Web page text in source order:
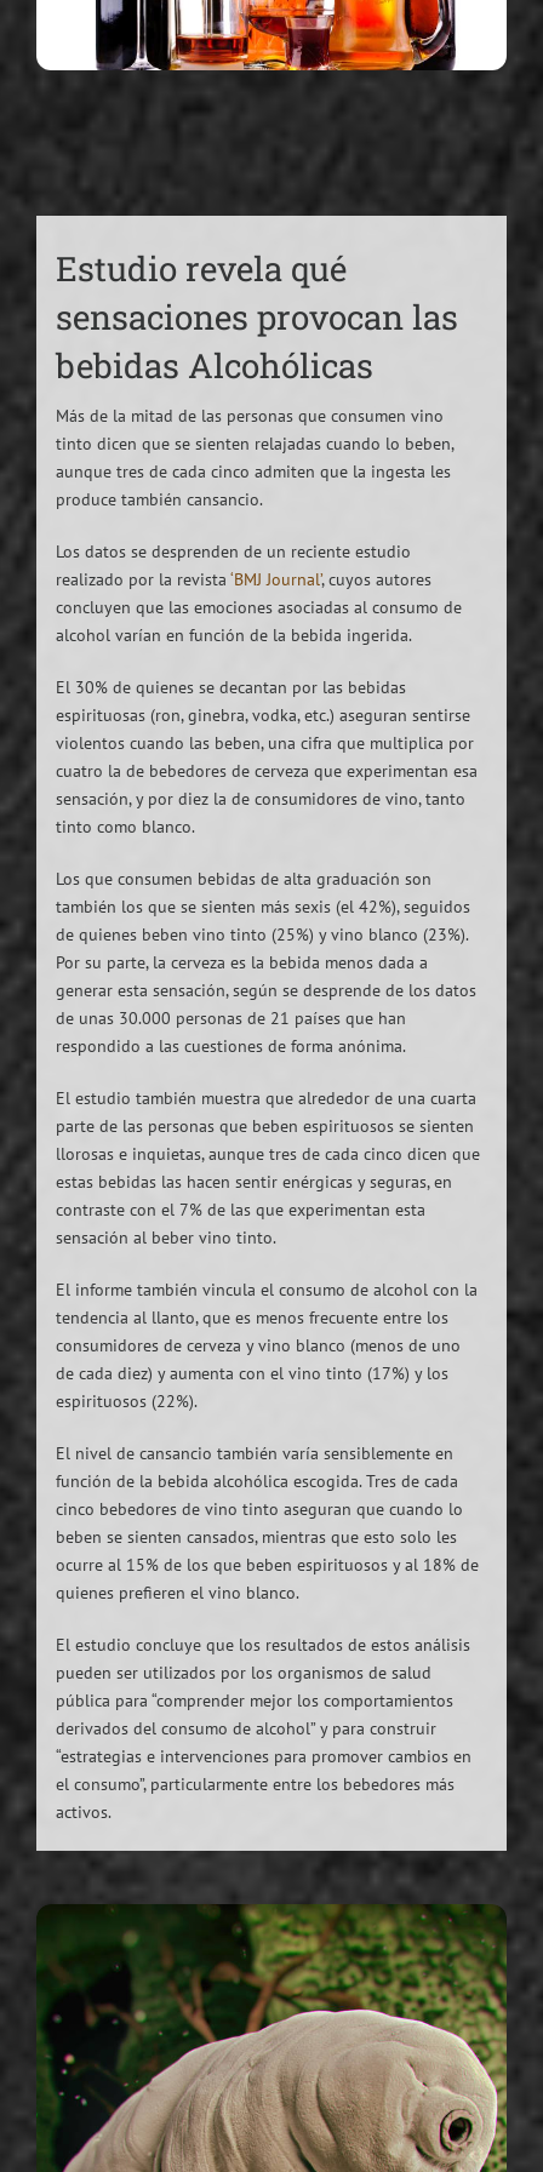
Estudio revela qué
sensaciones provocan las
bebidas Alcohólicas
Más de la mitad de las personas que consumen vino
tinto dicen que se sienten relajadas cuando lo beben,
aunque tres de cada cinco admiten que la ingesta les
produce también cansancio.
Los datos se desprenden de un reciente estudio
realizado por la revista ‘BMJ Journal’, cuyos autores
concluyen que las emociones asociadas al consumo de
alcohol varían en función de la bebida ingerida.
El 30% de quienes se decantan por las bebidas
espirituosas (ron, ginebra, vodka, etc.) aseguran sentirse
violentos cuando las beben, una cifra que multiplica por
cuatro la de bebedores de cerveza que experimentan esa
sensación, y por diez la de consumidores de vino, tanto
tinto como blanco.
Los que consumen bebidas de alta graduación son
también los que se sienten más sexis (el 42%), seguidos
de quienes beben vino tinto (25%) y vino blanco (23%).
Por su parte, la cerveza es la bebida menos dada a
generar esta sensación, según se desprende de los datos
de unas 30.000 personas de 21 países que han
respondido a las cuestiones de forma anónima.
El estudio también muestra que alrededor de una cuarta
parte de las personas que beben espirituosos se sienten
llorosas e inquietas, aunque tres de cada cinco dicen que
estas bebidas las hacen sentir enérgicas y seguras, en
contraste con el 7% de las que experimentan esta
sensación al beber vino tinto.
El informe también vincula el consumo de alcohol con la
tendencia al llanto, que es menos frecuente entre los
consumidores de cerveza y vino blanco (menos de uno
de cada diez) y aumenta con el vino tinto (17%) y los
espirituosos (22%).
El nivel de cansancio también varía sensiblemente en
función de la bebida alcohólica escogida. Tres de cada
cinco bebedores de vino tinto aseguran que cuando lo
beben se sienten cansados, mientras que esto solo les
ocurre al 15% de los que beben espirituosos y al 18% de
quienes prefieren el vino blanco.
El estudio concluye que los resultados de estos análisis
pueden ser utilizados por los organismos de salud
pública para “comprender mejor los comportamientos
derivados del consumo de alcohol” y para construir
“estrategias e intervenciones para promover cambios en
el consumo”, particularmente entre los bebedores más
activos.